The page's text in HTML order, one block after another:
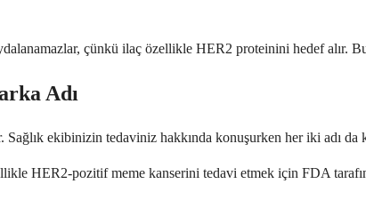
çünkü ilaç özellikle HER2 proteinini hedef alır.
Adı
ekibinizin tedaviniz hakkında konuşurken her iki adı da
HER2-pozitif meme kanserini tedavi etmek için FDA